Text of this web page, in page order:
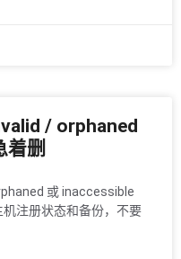
/ orphaned
删
或 inaccessible
注册状态和备份，不要